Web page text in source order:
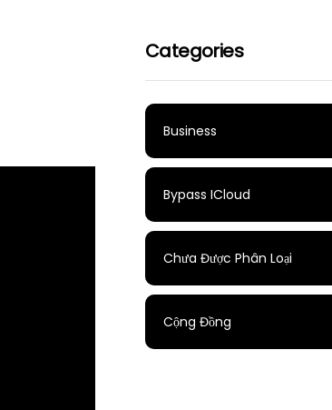
Categories
Business
Bypass ICloud
Chưa Được Phân Loại
Cộng Đồng